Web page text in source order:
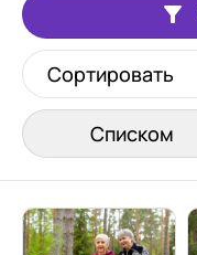
Сортировать
Списком